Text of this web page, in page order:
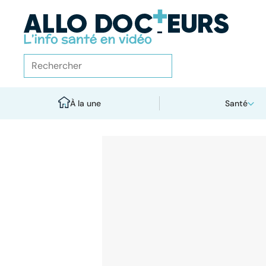
À la une Santé